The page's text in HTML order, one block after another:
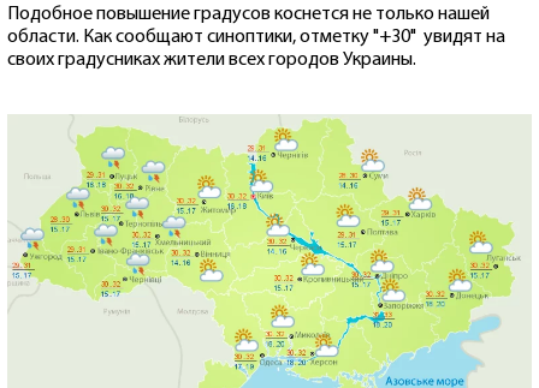
Подобное повышение градусов коснется не только нашей
области. Как сообщают синоптики, отметку "+30" увидят на
своих градусниках жители всех городов Украины.